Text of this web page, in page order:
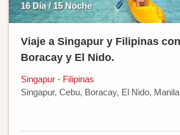
16 Día / 15 Noche
Viaje a Singapur y Filipinas
Boracay y El Nido.
Singapur - Filipinas
Singapur, Cebu, Boracay, El Nido, Manila